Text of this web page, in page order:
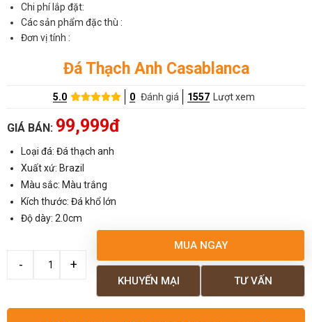
Chi phí lắp đặt:
Các sản phẩm đặc thù :
Đơn vị tính :
Đá Thạch Anh Casablanca
5.0 0 Đánh giá 1557 Lượt xem
GIÁ BÁN: 99,999đ
Loại đá: Đá thạch anh
Xuất xứ: Brazil
Màu sắc: Màu trắng
Kích thước: Đá khổ lớn
Độ dày: 2.0cm
MUA NGAY
TƯ VẤN
KHUYẾN MẠI